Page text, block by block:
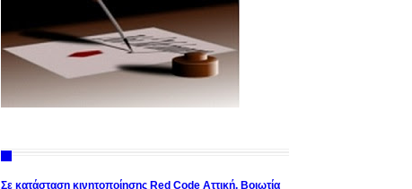
Σε κατάσταση κινητοποίησης Red Code Αττική, Βοιωτία